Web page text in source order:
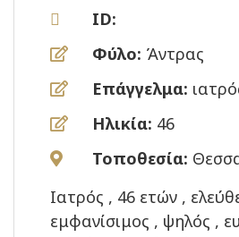
ID:
Φύλο: Άντρας
Επάγγελμα:
Ηλικία: 46
Τοποθεσία:
Ιατρός , 46 ετών ,
εμφανίσιμος , ψηλός ,